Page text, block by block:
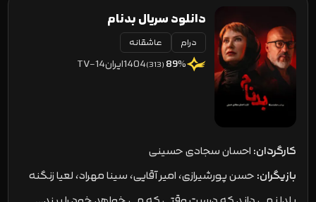
دانلود سریال بدنام
درام عاشقانه
89%
(313)
1404ایرانTV-14
کارگردان:احسان سجادی حسینی
بازیگران:حسن پورشیرازی، امیر آقایی، سینا مهراد، لعیا زنگنه